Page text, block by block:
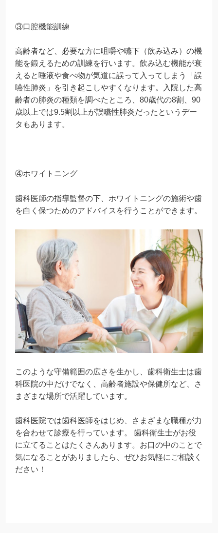
③口腔機能訓練
高齢者など、必要な方に咀嚼や嚥下（飲み込み）の機
能を鍛えるための訓練を行います。飲み込む機能が衰
えると唾液や食べ物が気道に誤って入ってしまう「誤
嚥性肺炎」を引き起こしやすくなります。入院した高
齢者の肺炎の種類を調べたところ、80歳代の8割、90
歳以上では9.5割以上が誤嚥性肺炎だったというデー
タもあります。
④ホワイトニング
歯科医師の指導監督の下、ホワイトニングの施術や歯
を白く保つためのアドバイスを行うことができます。
このような守備範囲の広さを生かし、歯科衛生士は歯
科医院の中だけでなく、高齢者施設や保健所など、さ
まざまな場所で活躍しています。
歯科医院では歯科医師をはじめ、さまざまな職種が力
を合わせて診療を行っています。 歯科衛生士がお役
に立てることはたくさんあります。お口の中のことで
気になることがありましたら、ぜひお気軽にご相談く
ださい！